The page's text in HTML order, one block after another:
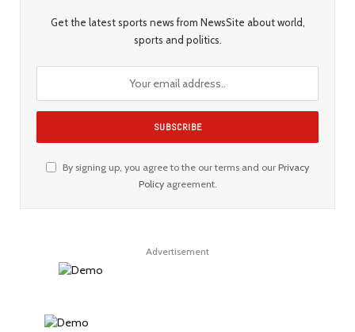
Get the latest sports news from NewsSite about world,
sports and politics.
By signing up, you agree to the our terms and our Privacy
Policyagreement.
Advertisement